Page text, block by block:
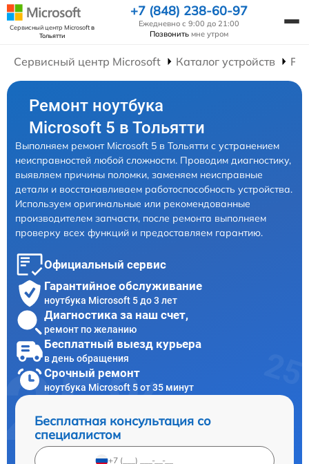
Сервисный центр Microsoftв
Тольятти
+7 (848) 238-60-97
Ежедневно с 9:00 до 21:00
Позвонить мне утром
Сервисный центр Microsoft Каталог устройств
Ремонт ноутбука
Microsoft 5 в Тольятти
Выполняем ремонт Microsoft 5 в Тольятти с устранением
неисправностей любой сложности. Проводим диагностику,
выявляем причины поломки, заменяем неисправные
детали и восстанавливаем работоспособность устройства.
Используем оригинальные или рекомендованные
производителем запчасти, после ремонта выполняем
проверку всех функций и предоставляем гарантию.
Официальный сервис
Гарантийное обслуживание
ноутбука Microsoft 5 до 3 лет
Диагностика за наш счет,
ремонт по желанию
Бесплатный выезд курьера
в день обращения
Срочный ремонт
ноутбука Microsoft 5 от 35 минут
Бесплатная консультация со
специалистом